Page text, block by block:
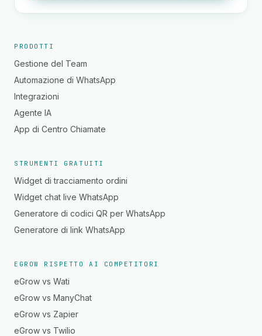
PRODOTTI
Gestione del Team
Automazione di WhatsApp
Integrazioni
Agente IA
App di Centro Chiamate
STRUMENTI GRATUITI
Widget di tracciamento ordini
Widget chat live WhatsApp
Generatore di codici QR per WhatsApp
Generatore di link WhatsApp
EGROW RISPETTO AI COMPETITORI
eGrow vs Wati
eGrow vs ManyChat
eGrow vs Zapier
eGrow vs Twilio